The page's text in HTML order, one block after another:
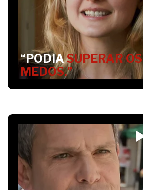
“PODIASUPERAR OS
MEDOS.”